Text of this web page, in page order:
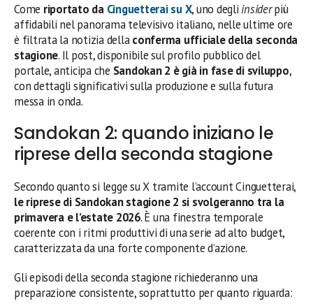
Come riportato da Cinguetterai su X, uno degli insiderpiù
affidabili nel panorama televisivo italiano, nelle ultime ore
è filtrata la notizia dellaconferma ufficiale della seconda
stagione. Il post, disponibile sul profilo pubblico del
portale, anticipa che Sandokan 2 è già in fase di sviluppo,
con dettagli significativi sulla produzione e sulla futura
messa in onda.
Sandokan 2: quando iniziano le
riprese della seconda stagione
Secondo quanto si legge su X tramite l’account Cinguetterai,
le riprese di Sandokan stagione 2 si svolgeranno tra la
primavera e l’estate 2026. È una finestra temporale
coerente con i ritmi produttivi di una serie ad alto budget,
caratterizzata da una forte componente d’azione.
Gli episodi della seconda stagione richiederanno una
preparazione consistente, soprattutto per quanto riguarda: